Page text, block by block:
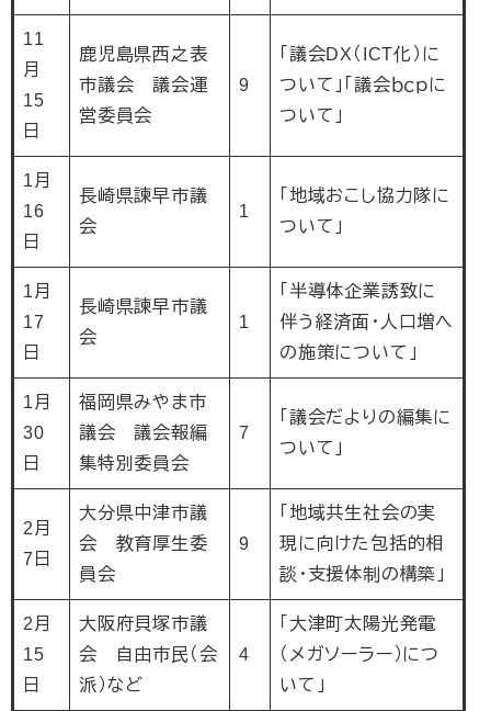
11
月
15
日
鹿児島県西之表
市議会 議会運
営委員会
9
「議会DX（ICT化）に
ついて」「議会ｂｃｐに
ついて」
1月
16
日
長崎県諫早市議
会
1
「地域おこし協力隊に
ついて」
1月
17
日
長崎県諫早市議
会
1
「半導体企業誘致に
伴う経済面・人口増へ
の施策について」
1月
30
日
福岡県みやま市
議会 議会報編
集特別委員会
7
「議会だよりの編集に
ついて」
2月
7日
大分県中津市議
会 教育厚生委
員会
9
「地域共生社会の実
現に向けた包括的相
談・支援体制の構築」
2月
15
日
大阪府貝塚市議
会 自由市民（会
派）など
4
「大津町太陽光発電
（メガソーラー）につ
いて」